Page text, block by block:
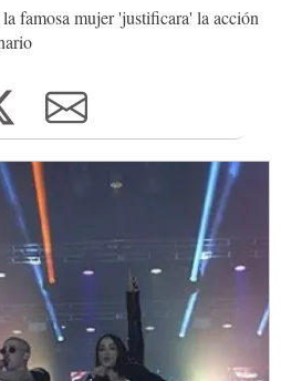
famosa mujer 'justificara' la acción